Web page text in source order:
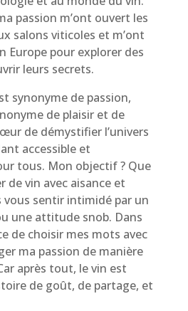
passion m’ont ouvert les
salons viticoles et m’ont
Europe pour explorer des
leurs secrets.
synonyme de passion,
de plaisir et de
de démystifier l’univers
accessible et
tous. Mon objectif ? Que
de vin avec aisance et
vous sentir intimidé par un
une attitude snob. Dans
de choisir mes mots avec
ma passion de manière
après tout, le vin est
de goût, de partage, et